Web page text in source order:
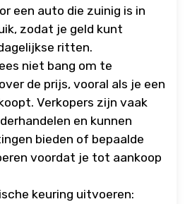
een auto die zuinig is in
zodat je geld kunt
ritten.
niet bang om te
de prijs, vooral als je een
Verkopers zijn vaak
en kunnen
bieden of bepaalde
voordat je tot aankoop
keuring uitvoeren: